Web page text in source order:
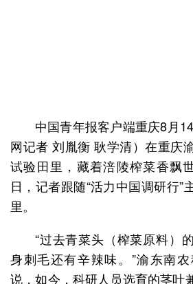
中国青年报客户端重庆8月
网记者 刘胤衡 耿学清）在重庆
试验田里，藏着涪陵榨菜香飘
日，记者跟随“活力中国调研行”
里。
“过去青菜头（榨菜原料）
身刺毛还有辛辣味。”渝东南
说，如今，科研人员选育的茎叶